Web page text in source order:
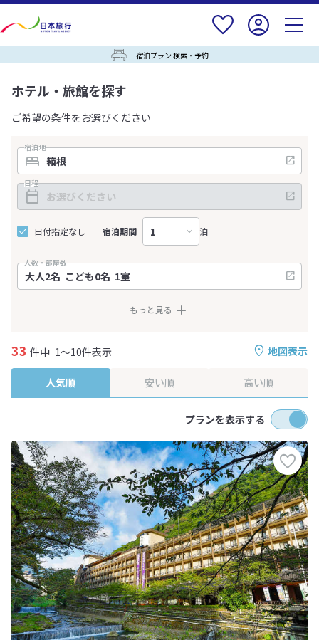
宿泊プラン 検索・予約
ホテル・旅館を探す
ご希望の条件をお選びください
宿泊地
日程
日付指定なし 宿泊期間 泊
人数・部屋数
もっと見る
地図表示
33 件中 1～10件表示
人気順 安い順 高い順
プランを表示する